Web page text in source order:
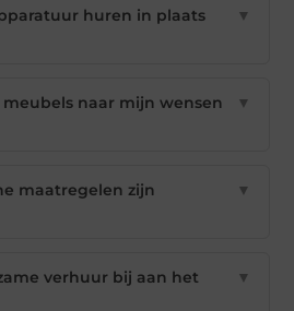
huren in plaats
▼
naar mijn wensen
▼
maatregelen zijn
▼
verhuur bij aan het
▼